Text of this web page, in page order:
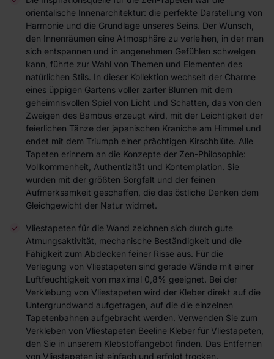
orientalische Innenarchitektur: die perfekte Darstellung von
Harmonie und die Grundlage unseres Seins. Der Wunsch,
den Innenräumen eine Atmosphäre zu verleihen, in der man
sich entspannen und in angenehmen Gefühlen schwelgen
kann, führte zur Wahl von Themen und Elementen des
natürlichen Stils. In dieser Kollektion wechselt der Charme
eines üppigen Gartens voller zarter Blumen mit dem
geheimnisvollen Spiel von Licht und Schatten, das von den
Zweigen des Bambus erzeugt wird, mit der Leichtigkeit der
feierlichen Tänze der japanischen Kraniche am Himmel und
endet mit dem Triumph einer prächtigen Kirschblüte. Alle
Tapeten erinnern an die Konzepte der Zen-Philosophie:
Vollkommenheit, Authentizität und Kontemplation. Sie
wurden mit der größten Sorgfalt und der feinen
Aufmerksamkeit geschaffen, die das östliche Denken dem
Gleichgewicht der Natur widmet.
Vliestapeten für die Wand zeichnen sich durch gute
Atmungsaktivität, mechanische Beständigkeit und die
Fähigkeit zum Abdecken feiner Risse aus. Für die
Verlegung von Vliestapeten sind gerade Wände mit einer
Luftfeuchtigkeit von maximal 0,8% geeignet. Bei der
Verklebung von Vliestapeten wird der Kleber direkt auf die
Untergrundwand aufgetragen, auf die die einzelnen
Tapetenbahnen aufgebracht werden. Verwenden Sie zum
Verkleben von Vliestapeten Beeline Kleber für Vliestapeten,
den Sie in unserem Klebstoffangebot finden. Das Entfernen
von Vliestapeten ist einfach und erfolgt trocken.